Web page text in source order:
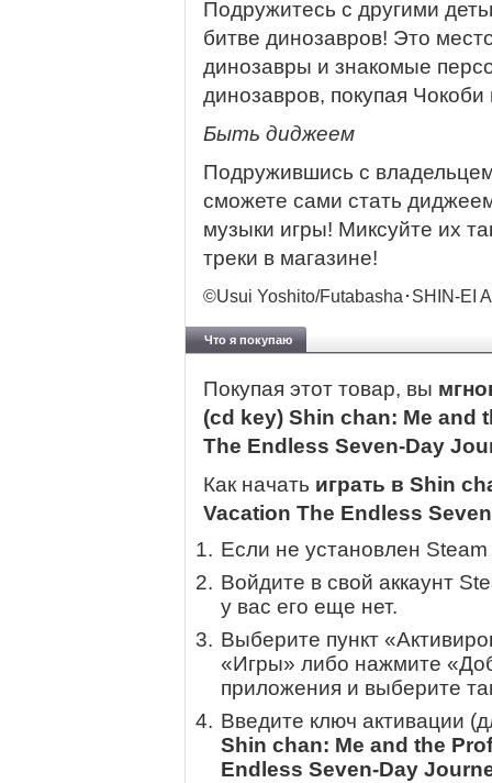
Подружитесь с другими
битве динозавров! Это
динозавры и знакомые
динозавров, покупая
Быть диджеем
Подружившись с
сможете сами стать
музыки игры! Миксуйте их
треки в магазине!
©Usui Yoshito/Futabasha･SHIN-EI
Что я покупаю
Покупая этот товар, вы
(cd key) Shin chan: Me and
The Endless Seven-Day
Как начать играть в Shin
Vacation The Endless
Если не установлен
Войдите в свой аккаунт
у вас его еще нет.
Выберите пункт
«Игры» либо нажмите
приложения и выберите
Введите ключ активации
Shin chan: Me and the
Endless Seven-Day